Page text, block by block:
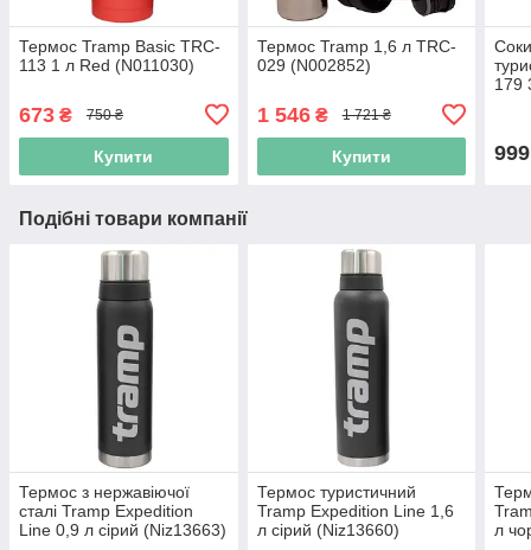
Термос Tramp Basic TRC-
113 1 л Red (N011030)
673 ₴ 750 ₴
Купити
Термос Tramp 1,6 л TRC-
029 (N002852)
1 546₴ 1 721 ₴
Купити
179
999
Подібні товари компанії
Термос з нержавіючої
сталі Tramp Expedition
Line 0,9 л сірий (Niz13663)
Термос туристичний
Tramp Expedition Line 1,6
л сірий (Niz13660)
л